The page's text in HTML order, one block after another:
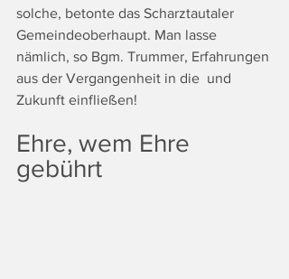
solche, betonte das Scharztautaler
Gemeindeoberhaupt. Man lasse
nämlich, so Bgm. Trummer, Erfahrungen
aus der Vergangenheit in die  und
Zukunft einfließen!
Ehre, wem Ehre
gebührt